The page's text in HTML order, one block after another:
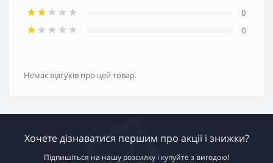
0
0
Немає відгуків про цей товар.
Хочете дізнаватися першим про акції і знижки?
Підпишіться на нашу розсилку і купуйте з вигодою!